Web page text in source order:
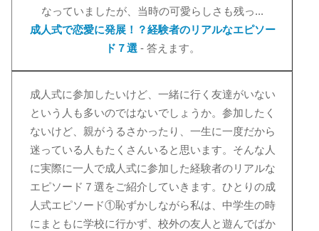
なっていましたが、当時の可愛らしさも残っ...
成人式で恋愛に発展！？経験者のリアルなエピソー
ド７選 - 答えます。
成人式に参加したいけど、一緒に行く友達がいない
という人も多いのではないでしょうか。参加したく
ないけど、親がうるさかったり、一生に一度だから
迷っている人もたくさんいると思います。そんな人
に実際に一人で成人式に参加した経験者のリアルな
エピソード７選をご紹介していきます。ひとりの成
人式エピソード①恥ずかしながら私は、中学生の時
にまともに学校に行かず、校外の友人と遊んでばか